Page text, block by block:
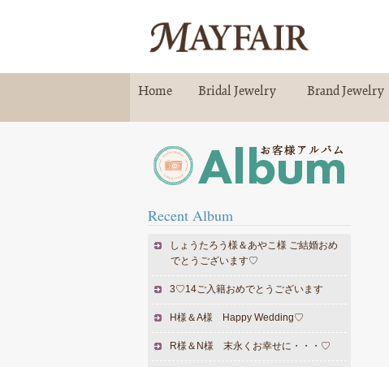
Home Bridal Jewelry Brand Jewelry
Recent Album
しょうたろう様＆あやこ様 ご結婚おめ
でとうございます♡
3♡14ご入籍おめでとうございます
H様＆A様 Happy Wedding♡
R様＆N様 末永くお幸せに・・・♡